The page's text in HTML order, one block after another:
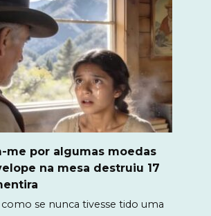
me por algumas moedas
na mesa destruiu 17
como se nunca tivesse tido uma